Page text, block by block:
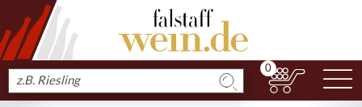
Produkt
suchen
0